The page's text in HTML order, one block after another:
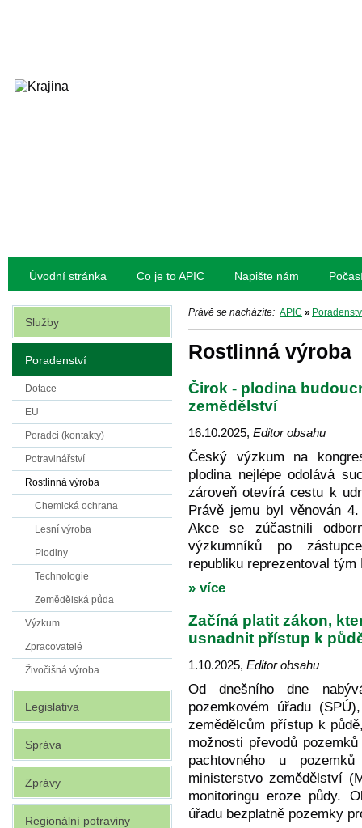
Úvodní stránka Co je to APIC Napište nám
Právě se nacházíte: APIC »
Rostlinná výroba
Čirok - plodina
zemědělství
16.10.2025, Editor obsahu
Český výzkum na
plodina nejlépe odolává
zároveň otevírá cestu k
Právě jemu byl věnován
Akce se zúčastnili
výzkumníků po
republiku reprezentoval
» více
Začíná platit zákon,
usnadnit přístup k
1.10.2025, Editor obsahu
Od dnešního dne
pozemkovém úřadu
zemědělcům přístup k
možnosti převodů
pachtovného u
ministerstvo zemědělství
monitoringu eroze půdy.
úřadu bezplatně pozemky
Služby
Poradenství
Dotace
EU
Poradci (kontakty)
Potravinářství
Rostlinná výroba
Chemická ochrana
Lesní výroba
Plodiny
Technologie
Zemědělská půda
Výzkum
Zpracovatelé
Živočišná výroba
Legislativa
Správa
Zprávy
Regionální potraviny